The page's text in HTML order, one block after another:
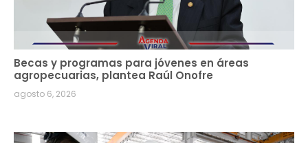
Becas y programas para jóvenes en áreas
agropecuarias, plantea Raúl Onofre
agosto 6, 2026